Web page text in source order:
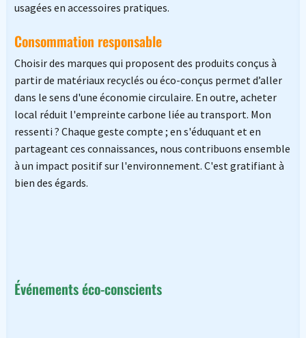
usagées en accessoires pratiques.
Consommation responsable
Choisir des marques qui proposent des produits conçus à
partir de matériaux recyclés ou éco-conçus permet d’aller
dans le sens d'une économie circulaire. En outre, acheter
local réduit l'empreinte carbone liée au transport. Mon
ressenti ? Chaque geste compte ; en s'éduquant et en
partageant ces connaissances, nous contribuons ensemble
à un impact positif sur l'environnement. C'est gratifiant à
bien des égards.
Événements éco-conscients